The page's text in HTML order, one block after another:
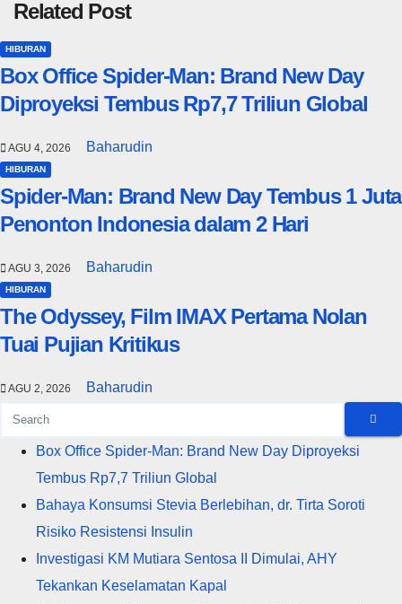
Related Post
HIBURAN
Box Office Spider-Man: Brand New Day
Diproyeksi Tembus Rp7,7 Triliun Global
AGU 4, 2026 Baharudin
HIBURAN
Spider-Man: Brand New Day Tembus 1 Juta
Penonton Indonesia dalam 2 Hari
AGU 3, 2026 Baharudin
HIBURAN
The Odyssey, Film IMAX Pertama Nolan
Tuai Pujian Kritikus
AGU 2, 2026 Baharudin
Box Office Spider-Man: Brand New Day Diproyeksi
Tembus Rp7,7 Triliun Global
Bahaya Konsumsi Stevia Berlebihan, dr. Tirta Soroti
Risiko Resistensi Insulin
Investigasi KM Mutiara Sentosa II Dimulai, AHY
Tekankan Keselamatan Kapal